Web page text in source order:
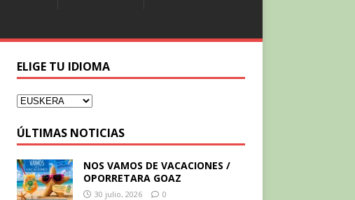
ELIGE TU IDIOMA
ÚLTIMAS NOTICIAS
NOS VAMOS DE VACACIONES /
OPORRETARA GOAZ
30 julio, 2026 0